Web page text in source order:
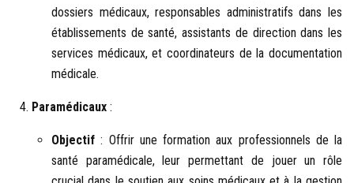
dossiers médicaux, responsables administratifs dans les
établissements de santé, assistants de direction dans les
services médicaux, et coordinateurs de la documentation
médicale.
Paramédicaux :
Objectif : Offrir une formation aux professionnels de la
santé paramédicale, leur permettant de jouer un rôle